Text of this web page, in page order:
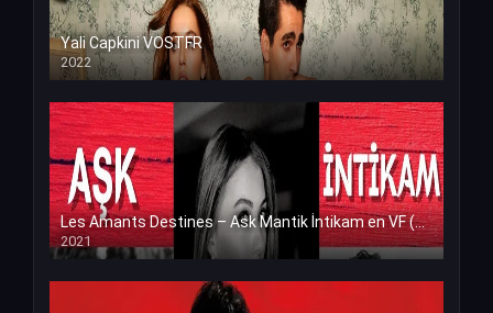
Yali Capkini VOSTFR
2022
Les Amants Destines – Ask Mantik İntikam en VF (Voix Francaise)
2021